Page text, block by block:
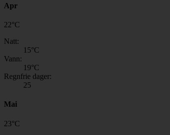
Apr
22°C
Natt:
15°C
Vann:
19°C
Regnfrie dager:
25
Mai
23°C